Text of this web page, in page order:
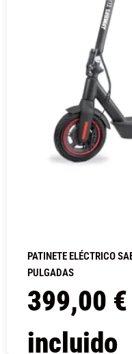
PATINETE ELÉCTRICO
PULGADAS
399,00 €
incluido